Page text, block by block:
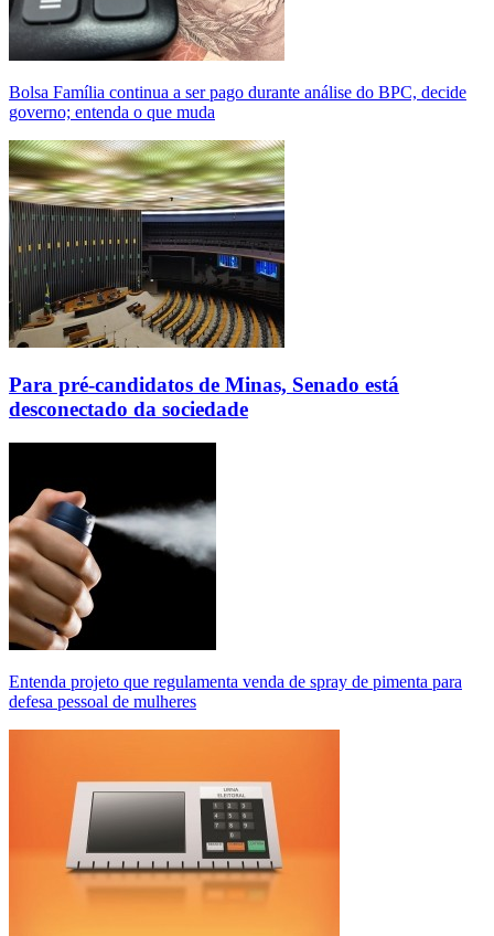
Bolsa Família continua a ser pago durante análise do BPC, decide
governo; entenda o que muda
Para pré-candidatos de Minas, Senado está
desconectado da sociedade
Entenda projeto que regulamenta venda de spray de pimenta para
defesa pessoal de mulheres